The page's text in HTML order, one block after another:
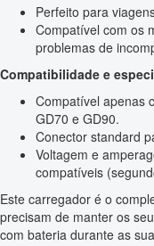
Perfeito para
Compatível com os
problemas de
Compatibilidade e
Compatível apenas
GD70 e GD90.
Conector standard
Voltagem e
compatíveis
Este carregador é o
precisam de manter os
com bateria durante as